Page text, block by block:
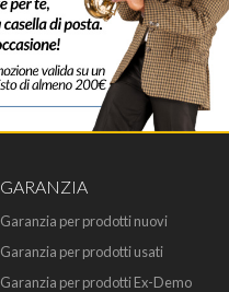
GARANZIA
Garanzia per prodotti nuovi
Garanzia per prodotti usati
Garanzia per prodotti Ex-Demo